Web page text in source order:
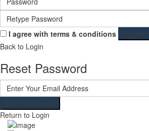
I agree with terms & conditions
Register
Back to Login
Reset Password
Reset Password
Return to Login